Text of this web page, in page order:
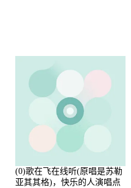
(0)歌在飞在线听(原唱是苏勒
亚其其格)，快乐的人演唱点